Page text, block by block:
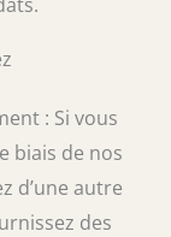
: Si vous
biais de nos
d’une autre
des